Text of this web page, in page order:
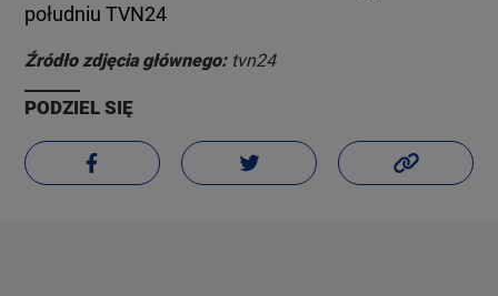
południu TVN24
Źródło zdjęcia głównego: tvn24
PODZIEL SIĘ